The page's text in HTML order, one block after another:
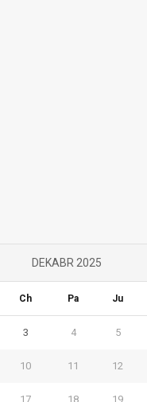
DEKABR 2025
Ch Pa Ju
3 4 5
10 11 12
17 18 19